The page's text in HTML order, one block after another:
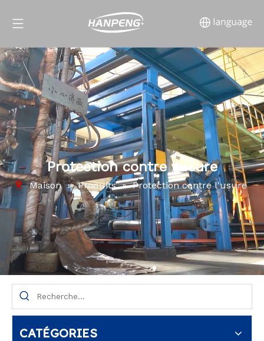
Protection contre l'usure
Maison » Produits » Protection contre l'usure
CATÉGORIES